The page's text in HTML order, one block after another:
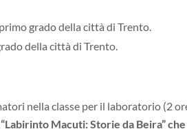
grado della città di Trento.
della città di Trento.
nella classe per il laboratorio (2
Macuti: Storie da Beira”